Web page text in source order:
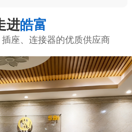
进皓富
座、连接器的优质供应商